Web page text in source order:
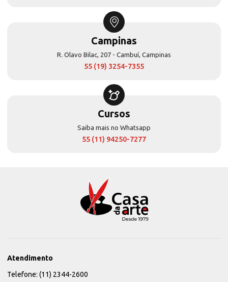
Campinas
R. Olavo Bilac, 207 - Cambuí, Campinas
55 (19) 3254-7355
Cursos
Saiba mais no Whatsapp
55 (11) 94250-7277
Atendimento
Telefone: (11) 2344-2600